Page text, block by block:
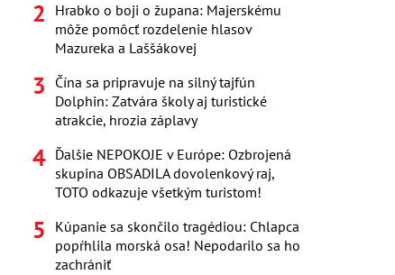
Hrabko o boji o župana: Majerskému
môže pomôcť rozdelenie hlasov
Mazureka a Laššákovej
Čína sa pripravuje na silný tajfún
Dolphin: Zatvára školy aj turistické
atrakcie, hrozia záplavy
Ďalšie NEPOKOJE v Európe: Ozbrojená
skupina OBSADILA dovolenkový raj,
TOTO odkazuje všetkým turistom!
Kúpanie sa skončilo tragédiou: Chlapca
popŕhlila morská osa! Nepodarilo sa ho
zachrániť